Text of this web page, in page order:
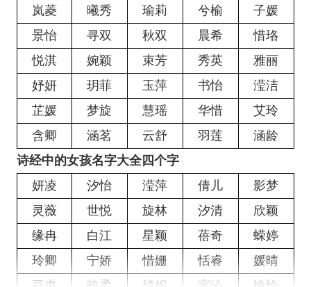
岚菱
曦秀 瑜莉 兮榆
子媛
景怡
寻双 秋双 晨希
惜珞
悦淇
婉颖 束芳 秀英
雅丽
妤妍
玥菲 玉萍 书怡
滢洁
芷媛
梦旋 慧瑶 华惜
艾玲
含卿
涵茗 云舒 羽莲
涵龄
诗经中的女孩名字大全四个字
妍凌
汐怡 滢萍 倩儿
影梦
灵薇
世悦 旋林 汐清
欣颖
缘冉
白江 星颖 蓓奇
蝾婷
玲卿
宁娇 惜姗 恬睿
媛晴